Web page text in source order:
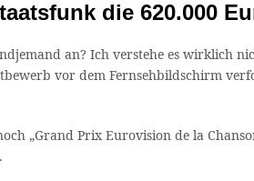
die 620.000
an? Ich verstehe es wirklich
vor dem Fernsehbildschirm
„Grand Prix Eurovision de la
.